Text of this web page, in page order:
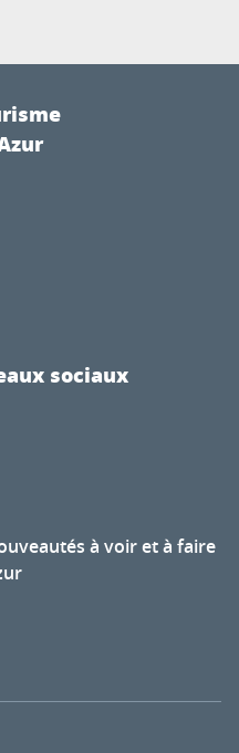
sociaux
à voir et à faire